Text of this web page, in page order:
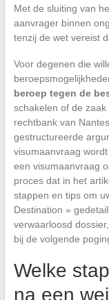
Met de sluiting van
aanvrager binnen
tenzij de wet vereist
Voor degenen die
beroep tegen de
schakelen of de
rechtbank van
gestructureerde
visumaanvraag
een visumaanvraag
proces dat in het
stappen en tips om
Destination »
verwaarloosd
bij de volgende
Welke
na een